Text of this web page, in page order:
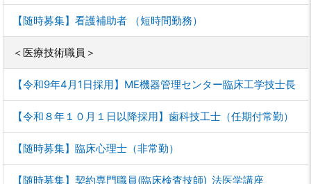
【随時募集】看護補助者 （短時間勤務）
＜医療技術職員＞
【令和9年4月1日採用】ME機器管理センター臨床工学技士長
【令和８年１０月１日以降採用】歯科技工士（任期付常勤）
【随時募集】臨床心理士（非常勤）
【随時募集】契約専門職員(臨床検査技師)_法医学講座